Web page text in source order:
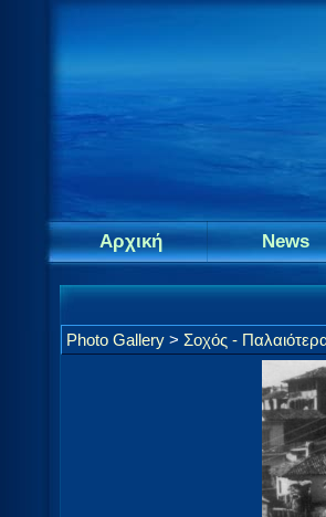
Αρχική News
Photo Gallery > Σοχός -